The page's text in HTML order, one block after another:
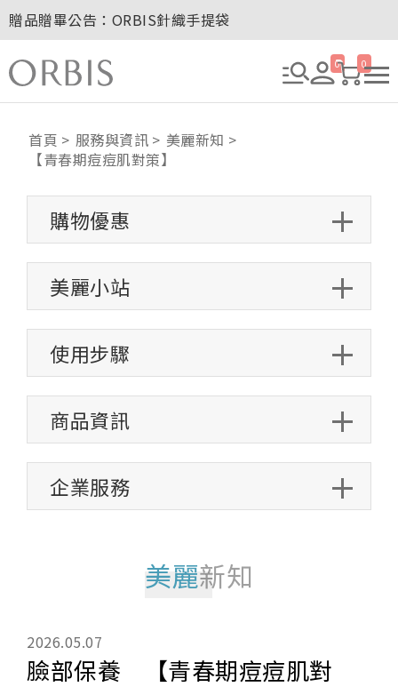
玉山卡友獨享優惠！2026年刷卡滿額送百元購物金！
2027年清新會員募集開跑！
8/1~8/8．紅利點數8倍送！
贈品贈畢公告：ORBIS大理石紋午茶杯
0 0
首頁 服務與資訊
美麗新知
【青春期痘痘肌對策】
購物優惠
美麗小站
使用步驟
商品資訊
企業服務
美麗新知
臉部保養 【青春期痘痘肌對
2026.05.07